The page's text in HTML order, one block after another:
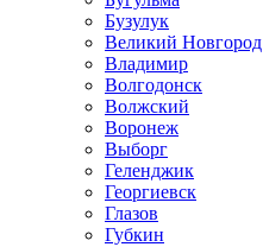
Бузулук
Великий Новгород
Владимир
Волгодонск
Волжский
Воронеж
Выборг
Геленджик
Георгиевск
Глазов
Губкин